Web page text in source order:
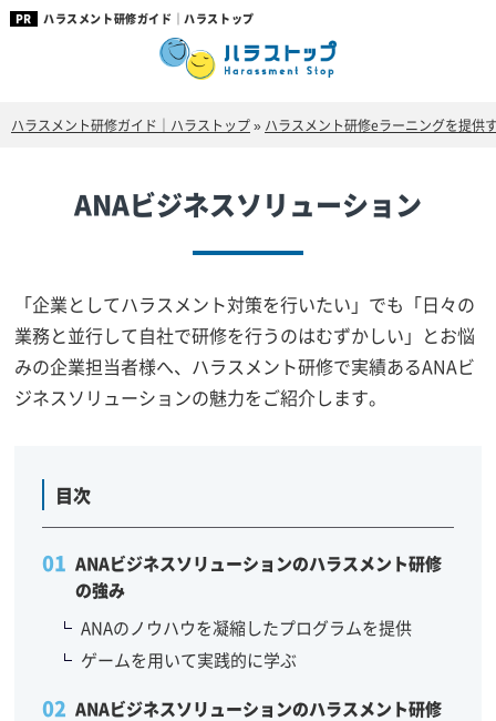
ハラスメント研修ガイド｜ハラストップ
ハラスメント研修ガイド｜ハラストップ» ハラスメント研修eラーニングを提供
ANAビジネスソリューション
「企業としてハラスメント対策を行いたい」でも「日々の
業務と並行して自社で研修を行うのはむずかしい」とお悩
みの企業担当者様へ、ハラスメント研修で実績あるANAビ
ジネスソリューションの魅力をご紹介します。
目次
ANAビジネスソリューションのハラスメント研修
の強み
ANAのノウハウを凝縮したプログラムを提供
ゲームを用いて実践的に学ぶ
ANAビジネスソリューションのハラスメント研修